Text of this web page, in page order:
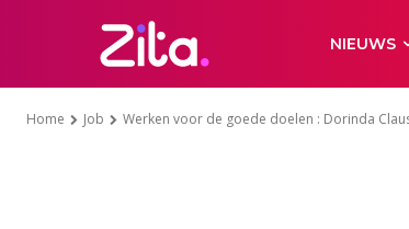
NIEUWS
Home Job Werken voor de goede doelen : Dorinda